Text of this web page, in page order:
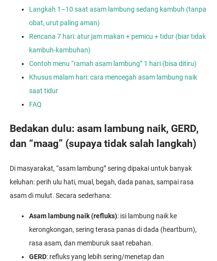
Langkah 1–10 saat asam lambung sedang kambuh (tanpa
obat, urut paling aman)
Rencana 7 hari: atur jam makan + pemicu + tidur (biar tidak
kambuh-kambuhan)
Contoh menu “ramah asam lambung” 1 hari (bisa ditiru)
Khusus malam hari: cara mencegah asam lambung naik
saat tidur
FAQ
Bedakan dulu: asam lambung naik, GERD,
dan “maag” (supaya tidak salah langkah)
Di masyarakat, “asam lambung” sering dipakai untuk banyak
keluhan: perih ulu hati, mual, begah, dada panas, sampai rasa
asam di mulut. Secara sederhana:
Asam lambung naik (refluks): isi lambung naik ke
kerongkongan, sering terasa panas di dada (heartburn),
rasa asam, dan memburuk saat rebahan.
GERD: refluks yang lebih sering/menetap dan